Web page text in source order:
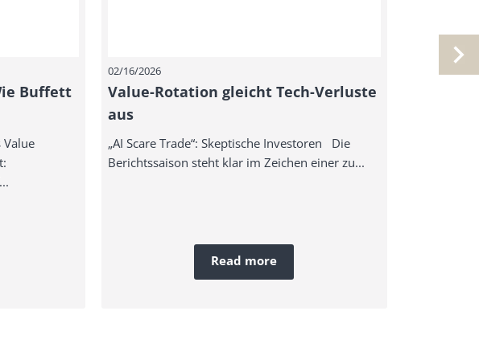
Buffett
Value
02/16/2026
Value-Rotation gleicht Tech-Verluste
aus
„AI Scare Trade“: Skeptische Investoren Die
Berichtssaison steht klar im Zeichen einer zu...
Read more